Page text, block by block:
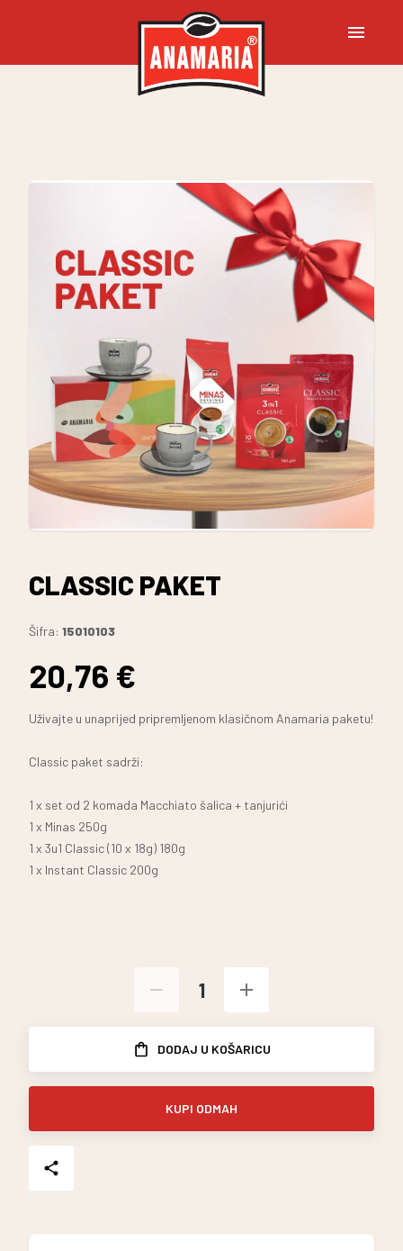
CLASSIC PAKET
Šifra: 15010103
20,76 €
Uživajte u unaprijed pripremljenom klasičnom Anamaria paketu!
Classic paket sadrži:
1 x set od 2 komada Macchiato šalica + tanjurići
1 x Minas 250g
1 x 3u1 Classic (10 x 18g) 180g
1 x Instant Classic 200g
DODAJ U KOŠARICU
KUPI ODMAH